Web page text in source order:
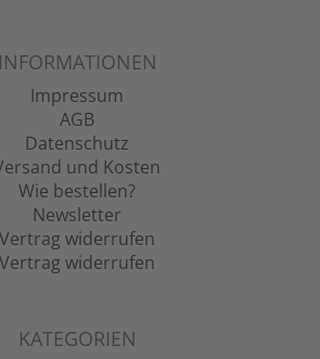
INFORMATIONEN
Impressum
AGB
Datenschutz
und Kosten
Wie bestellen?
Newsletter
Vertrag widerrufen
Vertrag widerrufen
KATEGORIEN